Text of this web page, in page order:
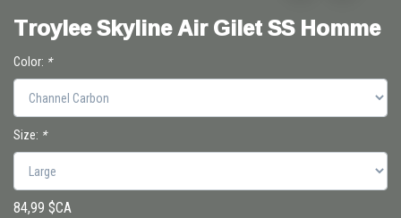
Troylee Skyline Air Gilet SS Homme
Color: *
Size: *
84,99 $CA